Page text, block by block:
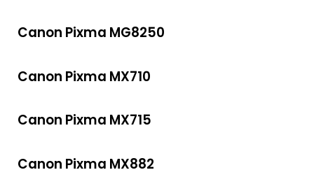
Canon Pixma MG8250
Canon Pixma MX710
Canon Pixma MX715
Canon Pixma MX882